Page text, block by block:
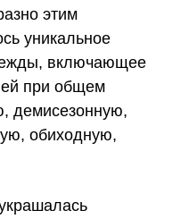
этим
уникальное
включающее
при общем
демисезонную,
обиходную,